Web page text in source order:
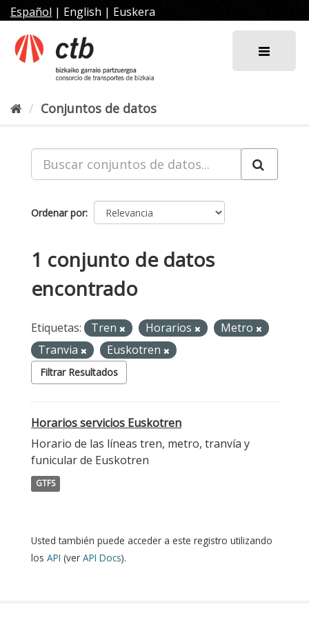
al
contenido
Español | English | Euskera
Conjuntos de datos
Ordenar por
1 conjunto de datos
encontrado
Etiquetas: Tren Horarios
Metro
Tranvia
Euskotren
Filtrar Resultados
Horarios servicios Euskotren
Horario de las líneas tren, metro, tranvía y
funicular de Euskotren
GTFS
Usted también puede acceder a este registro utilizando
los API (ver API Docs).